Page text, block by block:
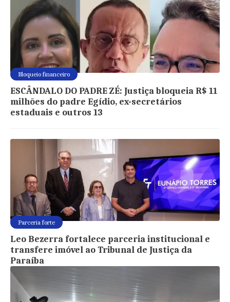
Bloqueio financeiro
ESCÂNDALO DO PADRE ZÉ: Justiça bloqueia R$ 11
milhões do padre Egídio, ex-secretários
estaduais e outros 13
Parceria forte
Leo Bezerra fortalece parceria institucional e
transfere imóvel ao Tribunal de Justiça da
Paraíba